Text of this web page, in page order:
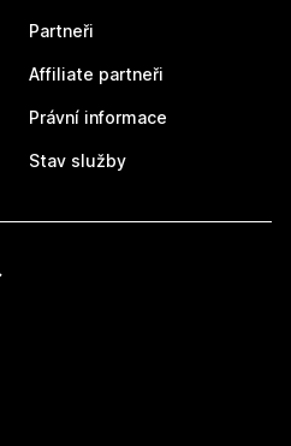
Partneři
Affiliate partneři
Právní informace
Stav služby